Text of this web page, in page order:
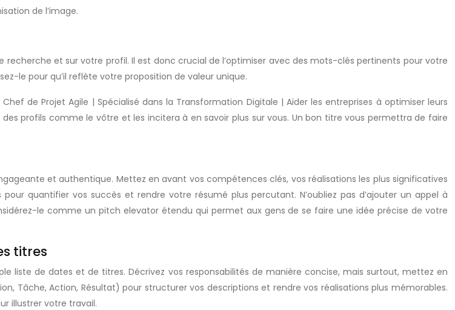
de l’image.
et sur votre profil. Il est donc crucial de l’optimiser avec des mots-clés pertinents pour votre
le pour qu’il reflète votre proposition de valeur unique.
de Projet Agile | Spécialisé dans la Transformation Digitale | Aider les entreprises à optimiser leurs
profils comme le vôtre et les incitera à en savoir plus sur vous. Un bon titre vous permettra de faire
et authentique. Mettez en avant vos compétences clés, vos réalisations les plus significatives
quantifier vos succès et rendre votre résumé plus percutant. N’oubliez pas d’ajouter un appel à
le comme un pitch elevator étendu qui permet aux gens de se faire une idée précise de votre
titres
liste de dates et de titres. Décrivez vos responsabilités de manière concise, mais surtout, mettez en
Tâche, Action, Résultat) pour structurer vos descriptions et rendre vos réalisations plus mémorables.
illustrer votre travail.